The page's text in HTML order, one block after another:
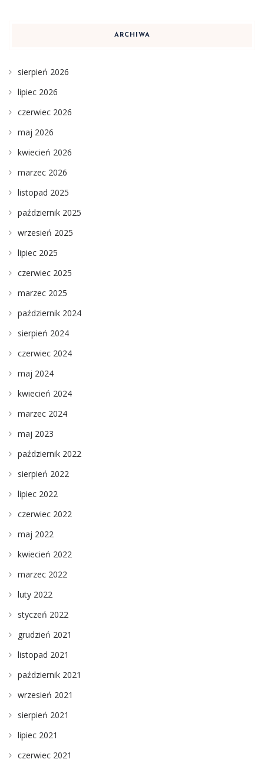
ARCHIWA
sierpień 2026
lipiec 2026
czerwiec 2026
maj 2026
kwiecień 2026
marzec 2026
listopad 2025
październik 2025
wrzesień 2025
lipiec 2025
czerwiec 2025
marzec 2025
październik 2024
sierpień 2024
czerwiec 2024
maj 2024
kwiecień 2024
marzec 2024
maj 2023
październik 2022
sierpień 2022
lipiec 2022
czerwiec 2022
maj 2022
kwiecień 2022
marzec 2022
luty 2022
styczeń 2022
grudzień 2021
listopad 2021
październik 2021
wrzesień 2021
sierpień 2021
lipiec 2021
czerwiec 2021